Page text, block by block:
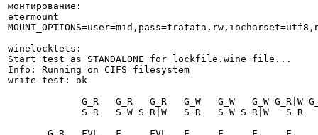
монтирование:
etermount
winelocktets:
Start test as STANDALONE for lockfile.wine file...
Info: Running on CIFS filesystem
write test: ok